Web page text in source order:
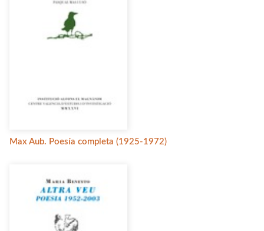
Max Aub. Poesía completa (1925-1972)